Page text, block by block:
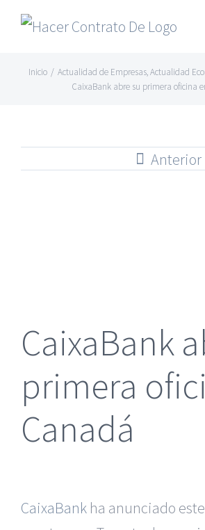
Skip
Inicio / Actualidad de Empresas,Actualidad
CaixaBank abre su primera oficina
Anterior
CaixaBank
primera
Canadá
CaixaBank ha anunciado